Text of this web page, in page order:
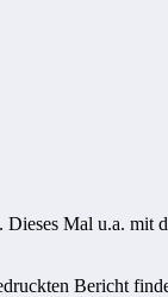
Dieses Mal u.a.
Bericht